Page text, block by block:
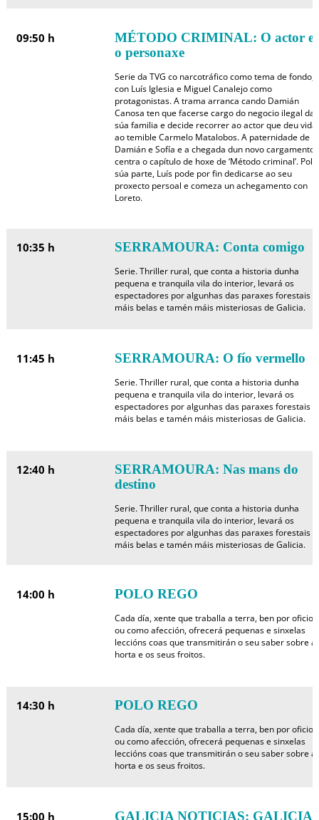
09:50 h
MÉTODO CRIMINAL: O actor e
o personaxe
Serie da TVG co narcotráfico como tema de fondo,
con Luís Iglesia e Miguel Canalejo como
protagonistas. A trama arranca cando Damián
Canosa ten que facerse cargo do negocio ilegal da
súa familia e decide recorrer ao actor que deu vida
ao temible Carmelo Matalobos. A paternidade de
Damián e Sofía e a chegada dun novo cargamento
centra o capítulo de hoxe de ‘Método criminal’. Pola
súa parte, Luís pode por fin dedicarse ao seu
proxecto persoal e comeza un achegamento con
Loreto.
10:35 h SERRAMOURA: Conta comigo
Serie. Thriller rural, que conta a historia dunha
pequena e tranquila vila do interior, levará os
espectadores por algunhas das paraxes forestais
máis belas e tamén máis misteriosas de Galicia.
11:45 h SERRAMOURA: O fío vermello
Serie. Thriller rural, que conta a historia dunha
pequena e tranquila vila do interior, levará os
espectadores por algunhas das paraxes forestais
máis belas e tamén máis misteriosas de Galicia.
12:40 h
SERRAMOURA: Nas mans do
destino
Serie. Thriller rural, que conta a historia dunha
pequena e tranquila vila do interior, levará os
espectadores por algunhas das paraxes forestais
máis belas e tamén máis misteriosas de Galicia.
14:00 h POLO REGO
Cada día, xente que traballa a terra, ben por oficio
ou como afección, ofrecerá pequenas e sinxelas
leccións coas que transmitirán o seu saber sobre a
horta e os seus froitos.
14:30 h POLO REGO
Cada día, xente que traballa a terra, ben por oficio
ou como afección, ofrecerá pequenas e sinxelas
leccións coas que transmitirán o seu saber sobre a
horta e os seus froitos.
15:00 h GALICIA NOTICIAS: GALICIA